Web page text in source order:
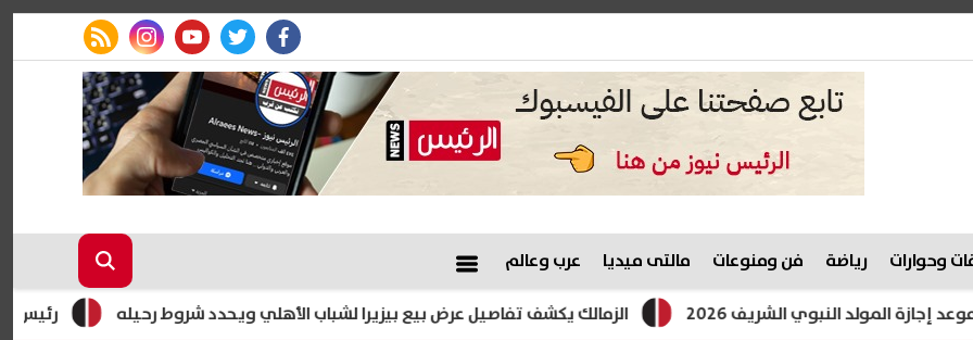
facebook
twitter
youtube
instagram
rss feed
وحوارات رياضة فن ومنوعات مالتى ميديا عرب وعالم
رئيس شعبة المواد الزمالك يكشف تفاصيل عرض بيع بيزيرا لشباب الأهلي ويحدد شروط رحيله النبوي الشريف 2026